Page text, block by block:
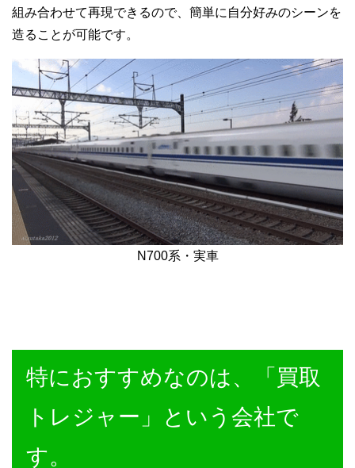
組み合わせて再現できるので、簡単に自分好みのシーンを
造ることが可能です。
N700系・実車
特におすすめなのは、「買取
トレジャー」という会社で
す。